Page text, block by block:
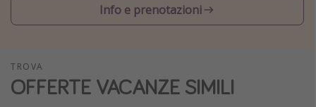
Vacanze all inclusive
Last minute capodanno
Vacanze con bambini
Info e prenotazioni
TROVA
OFFERTE VACANZE SIMILI